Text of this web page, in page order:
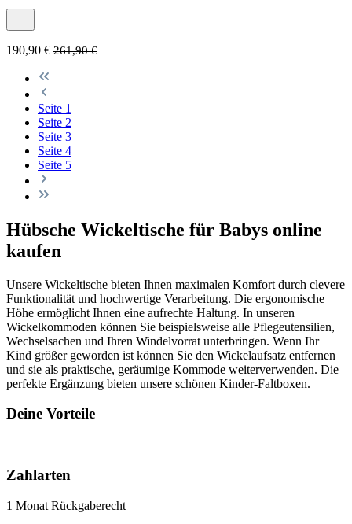
190,90 € 261,90 €
Seite 1
Seite 2
Seite 3
Seite 4
Seite 5
Hübsche Wickeltische für Babys online
kaufen
Unsere Wickeltische bieten Ihnen maximalen Komfort durch clevere
Funktionalität und hochwertige Verarbeitung. Die ergonomische
Höhe ermöglicht Ihnen eine aufrechte Haltung. In unseren
Wickelkommoden können Sie beispielsweise alle Pflegeutensilien,
Wechselsachen und Ihren Windelvorrat unterbringen. Wenn Ihr
Kind größer geworden ist können Sie den Wickelaufsatz entfernen
und sie als praktische, geräumige Kommode weiterverwenden. Die
perfekte Ergänzung bieten unsere schönen Kinder-Faltboxen.
Deine Vorteile
Zahlarten
1 Monat Rückgaberecht